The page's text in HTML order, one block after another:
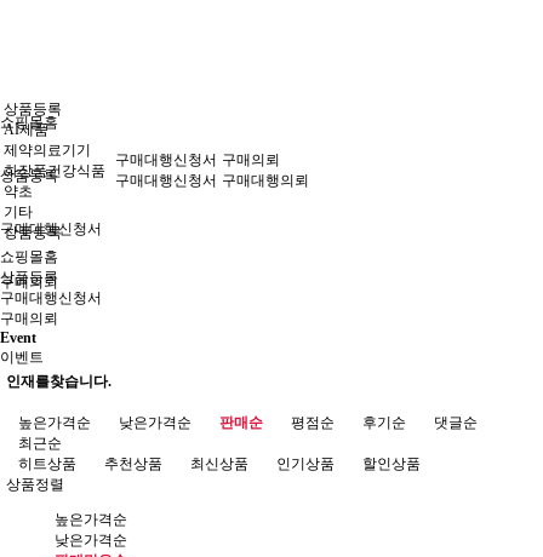
쇼핑몰홈
상품등록
구매대행신청서
구매의뢰
상품등록
AI제품
제약의료기기
화장품건강식품
약초
기타
상품등록
구매대행신청서
구매대행신청서
구매의뢰
구매대행의뢰
쇼핑몰홈
상품등록
구매대행신청서
구매의뢰
Event
이벤트
인재를찾습니다.
높은가격순 낮은가격순 판매순 평점순 후기순
댓글순
최근순
히트상품
추천상품 최신상품 인기상품
할인상품
상품정렬
높은가격순
낮은가격순